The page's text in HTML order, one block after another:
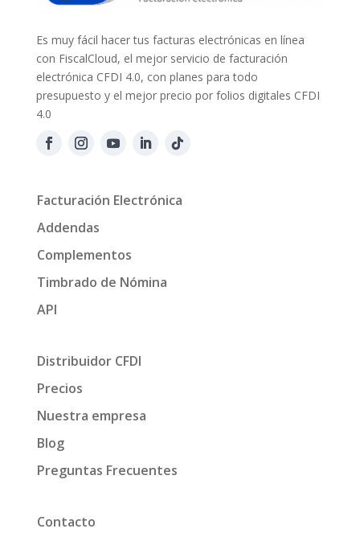
Es muy fácil hacer tus facturas electrónicas en línea
con FiscalCloud, el mejor servicio de facturación
electrónica CFDI 4.0, con planes para todo
presupuesto y el mejor precio por folios digitales CFDI
4.0
Facturación Electrónica
Addendas
Complementos
Timbrado de Nómina
API
Distribuidor CFDI
Precios
Nuestra empresa
Blog
Preguntas Frecuentes
Contacto